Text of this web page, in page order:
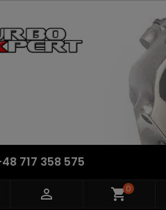
717 358 575
 shopping_cart0